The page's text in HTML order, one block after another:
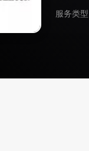
服务类型